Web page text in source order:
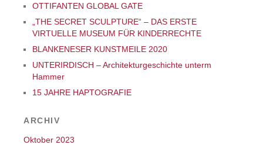
OTTIFANTEN GLOBAL GATE
„THE SECRET SCULPTURE“ – DAS ERSTE
VIRTUELLE MUSEUM FÜR KINDERRECHTE
BLANKENESER KUNSTMEILE 2020
UNTERIRDISCH – Architekturgeschichte unterm
Hammer
15 JAHRE HAPTOGRAFIE
ARCHIV
Oktober 2023